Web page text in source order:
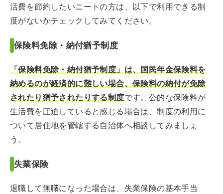
活費を節約したいニートの方は、以下で利用できる制
度がないかチェックしてみてください。
保険料免除・納付猶予制度
「保険料免除・納付猶予制度」は、国民年金保険料を
納めるのが経済的に難しい場合、保険料の納付が免除
されたり猶予されたりする制度です。公的な保険料が
生活費を圧迫していると感じる場合は、制度の利用に
ついて居住地を管轄する自治体へ相談してみましょ
う。
失業保険
退職して無職になった場合は、失業保険の基本手当